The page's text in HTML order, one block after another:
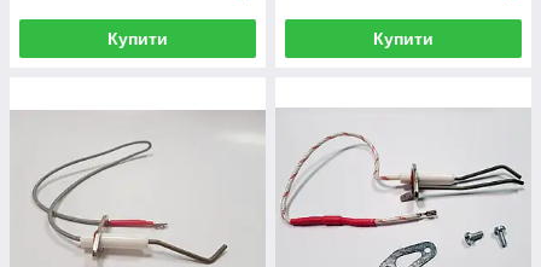
Купити Купити